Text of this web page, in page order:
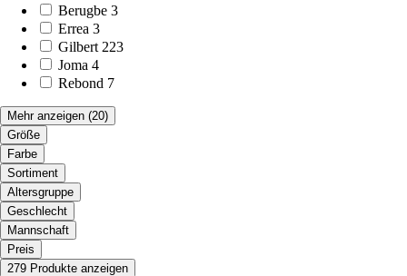
Berugbe 3
Errea 3
Gilbert 223
Joma 4
Rebond 7
Mehr anzeigen (20)
Größe
Farbe
Sortiment
Altersgruppe
Geschlecht
Mannschaft
Preis
279 Produkte anzeigen